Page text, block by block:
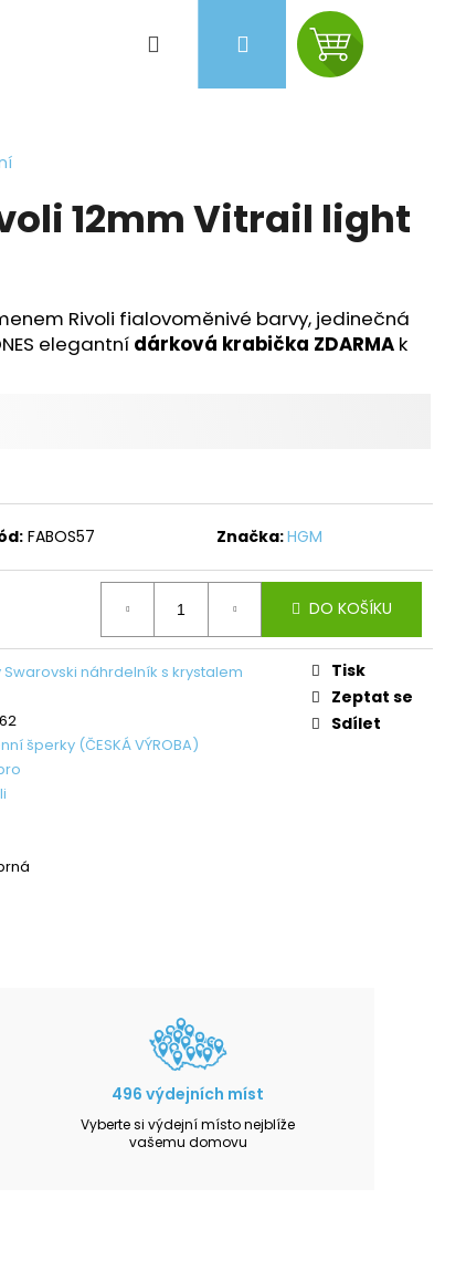
PřihlášeníNákupní
12mm Vitrail light
Rivoli fialovoměnivé barvy, jedinečná
elegantní dárková krabička ZDARMA k
FABOS57 Značka:HGM
DO KOŠÍKU
náhrdelník s krystalem
šperky (ČESKÁ VÝROBA)
Tisk
Zeptat se
Sdílet
496 výdejních míst
Vyberte si výdejní místo nejblíže
vašemu domovu
LIGHT